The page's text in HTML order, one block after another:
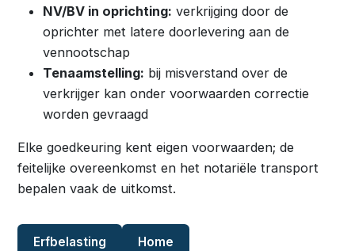
NV/BV in oprichting: verkrijging door de
oprichter met latere doorlevering aan de
vennootschap
Tenaamstelling: bij misverstand over de
verkrijger kan onder voorwaarden correctie
worden gevraagd
Elke goedkeuring kent eigen voorwaarden; de
feitelijke overeenkomst en het notariële transport
bepalen vaak de uitkomst.
Erfbelasting Home